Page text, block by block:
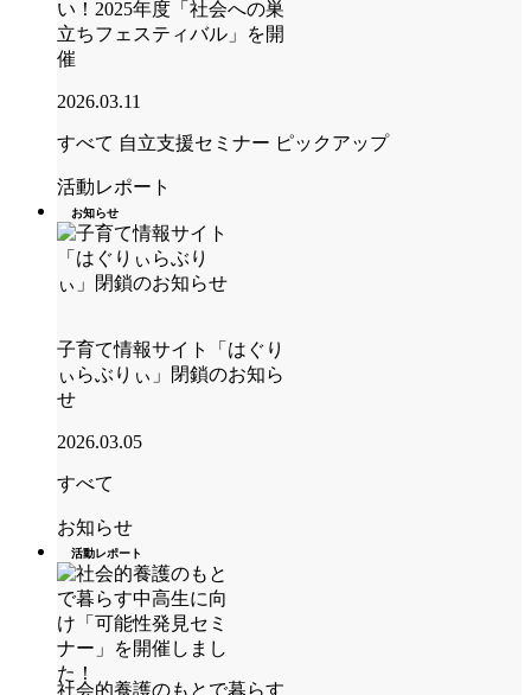
い！2025年度「社会への巣
立ちフェスティバル」を開
催
2026.03.11
すべて 自立支援セミナー ピックアップ
活動レポート
お知らせ
子育て情報サイト「はぐり
ぃらぶりぃ」閉鎖のお知ら
せ
2026.03.05
すべて
お知らせ
活動レポート
社会的養護のもとで暮らす